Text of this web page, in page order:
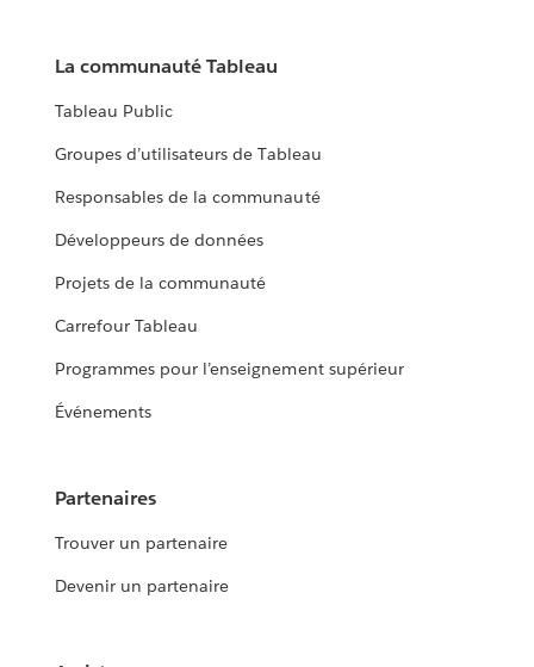
La communauté Tableau
Tableau Public
Groupes d’utilisateurs de Tableau
Responsables de la communauté
Développeurs de données
Projets de la communauté
Carrefour Tableau
Programmes pour l’enseignement supérieur
Événements
Partenaires
Trouver un partenaire
Devenir un partenaire